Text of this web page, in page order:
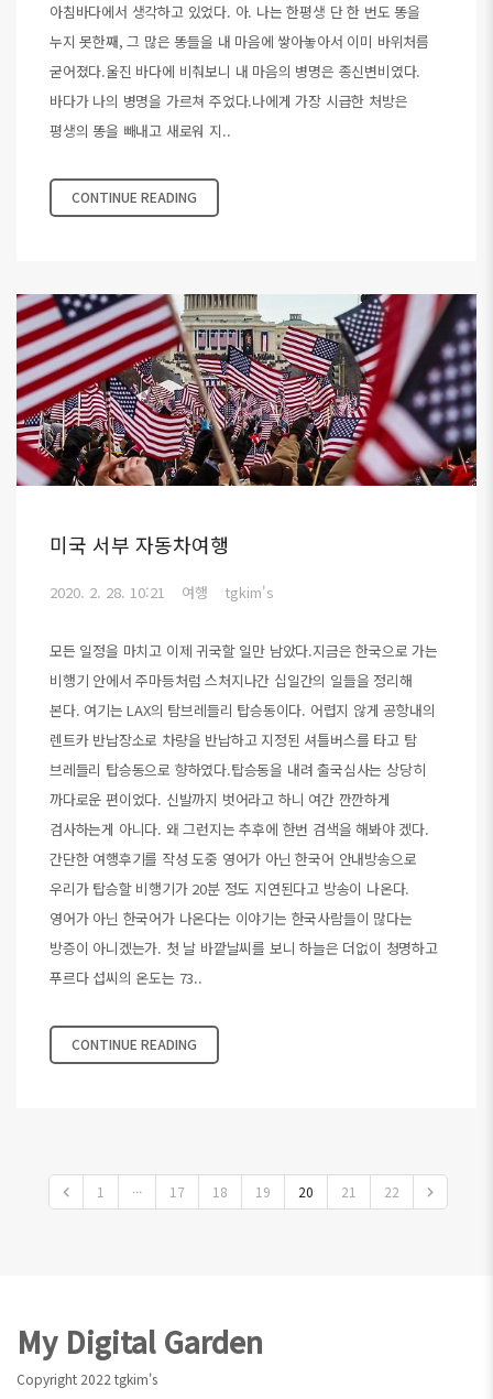
아침바다에서 생각하고 있었다. 아. 나는 한평생 단 한 번도 똥을
누지 못한째, 그 많은 똥들을 내 마음에 쌓아놓아서 이미 바위처름
굳어졌다.울진 바다에 비춰보니 내 마음의 병명은 종신변비였다.
바다가 나의 병명을 가르쳐 주었다.나에게 가장 시급한 처방은
평생의 똥을 빼내고 새로워 지..
CONTINUE READING
미국 서부 자동차여행
2020. 2. 28. 10:21 여행 tgkim's
모든 일정을 마치고 이제 귀국할 일만 남았다.지금은 한국으로 가는
비행기 안에서 주마등처럼 스처지나간 십일간의 일들을 정리해
본다. 여기는 LAX의 탐브레들리 탑승동이다. 어렵지 않게 공항내의
렌트카 반납장소로 차량을 반납하고 지정된 셔틀버스를 타고 탐
브레들리 탑승동으로 향하였다.탑승동을 내려 출국심사는 상당히
까다로운 편이었다. 신발까지 벗어라고 하니 여간 깐깐하게
검사하는게 아니다. 왜 그런지는 추후에 한번 검색을 해봐야 겠다.
간단한 여행후기를 작성 도중 영어가 아닌 한국어 안내방송으로
우리가 탑승할 비행기가 20분 정도 지연된다고 방송이 나온다.
영어가 아닌 한국어가 나온다는 이야기는 한국사람들이 많다는
방증이 아니겠는가. 첫 날 바깥날씨를 보니 하늘은 더없이 청명하고
푸르다 섭씨의 온도는 73..
CONTINUE READING
1 ··· 17 18 19 20 21 22
Footer
My Digital Garden
Copyright 2022 tgkim's